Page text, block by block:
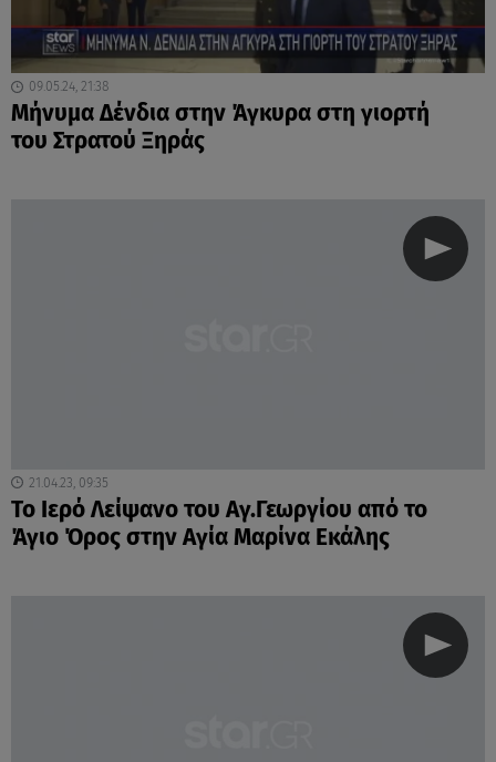
09.05.24, 21:38
Μήνυμα Δένδια στην Άγκυρα στη γιορτή
του Στρατού Ξηράς
21.04.23, 09:35
Το Ιερό Λείψανο του Αγ.Γεωργίου από το
Άγιο Όρος στην Αγία Μαρίνα Εκάλης